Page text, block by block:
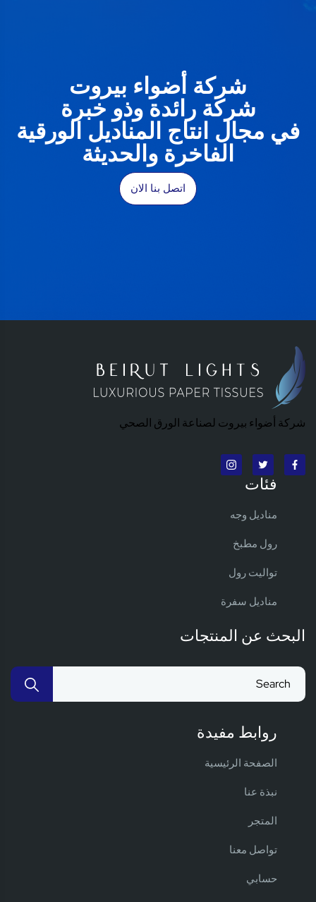
شركة أضواء بيروت
شركة رائدة وذو خبرة
في مجال انتاج المناديل الورقية
الفاخرة والحديثة
اتصل بنا الان
شركة أضواء بيروت لصناعة الورق الصحي
فئات
مناديل وجه
رول مطبخ
تواليت رول
مناديل سفرة
البحث عن المنتجات
روابط مفيدة
الصفحة الرئيسية
نبذة عنا
المتجر
تواصل معنا
حسابي